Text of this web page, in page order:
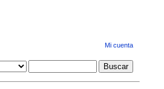
Mi cuenta